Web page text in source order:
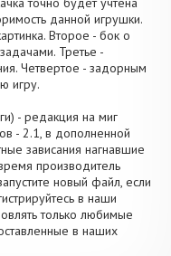
данной игрушки.
Второе - бок о
Третье -
Четвертое - задорным
игру.
- редакция на миг
- 2.1, в дополненной
зависания нагнавшие
производитель
новый файл, если
в наши
только любимые
в наших